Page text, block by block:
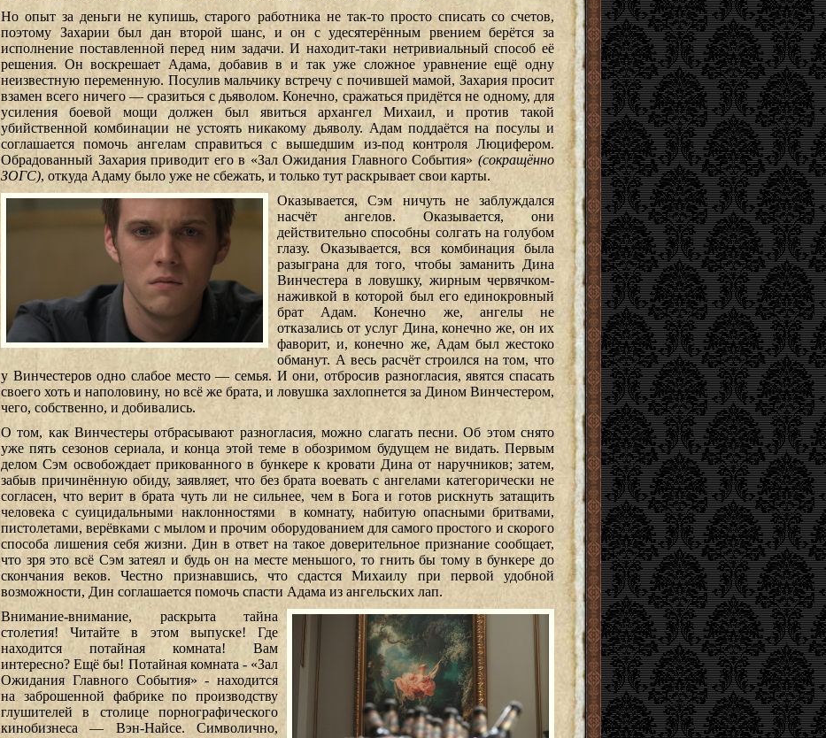
Но опыт за деньги не купишь, старого работника не так-то просто списать со счетов,
поэтому Захарии был дан второй шанс, и он с удесятерённым рвением берётся за
исполнение поставленной перед ним задачи. И находит-таки нетривиальный способ её
решения. Он воскрешает Адама, добавив в и так уже сложное уравнение ещё одну
неизвестную переменную. Посулив мальчику встречу с почившей мамой, Захария просит
взамен всего ничего — сразиться с дьяволом. Конечно, сражаться придётся не одному, для
усиления боевой мощи должен был явиться архангел Михаил, и против такой
убийственной комбинации не устоять никакому дьяволу. Адам поддаётся на посулы и
соглашается помочь ангелам справиться с вышедшим из-под контроля Люцифером.
Обрадованный Захария приводит его в «Зал Ожидания Главного События» (сокращённо
ЗОГС), откуда Адаму было уже не сбежать, и только тут раскрывает свои карты.
Оказывается, Сэм ничуть не заблуждался
насчёт ангелов. Оказывается, они
действительно способны солгать на голубом
глазу. Оказывается, вся комбинация была
разыграна для того, чтобы заманить Дина
Винчестера в ловушку, жирным червячком-
наживкой в которой был его единокровный
брат Адам. Конечно же, ангелы не
отказались от услуг Дина, конечно же, он их
фаворит, и, конечно же, Адам был жестоко
обманут. А весь расчёт строился на том, что
у Винчестеров одно слабое место — семья. И они, отбросив разногласия, явятся спасать
своего хоть и наполовину, но всё же брата, и ловушка захлопнется за Дином Винчестером,
чего, собственно, и добивались.
О том, как Винчестеры отбрасывают разногласия, можно слагать песни. Об этом снято
уже пять сезонов сериала, и конца этой теме в обозримом будущем не видать. Первым
делом Сэм освобождает прикованного в бункере к кровати Дина от наручников; затем,
забыв причинённую обиду, заявляет, что без брата воевать с ангелами категорически не
согласен, что верит в брата чуть ли не сильнее, чем в Бога и готов рискнуть затащить
человека с суицидальными наклонностями в комнату, набитую опасными бритвами,
пистолетами, верёвками с мылом и прочим оборудованием для самого простого и скорого
способа лишения себя жизни. Дин в ответ на такое доверительное признание сообщает,
что зря это всё Сэм затеял и будь он на месте меньшого, то гнить бы тому в бункере до
скончания веков. Честно признавшись, что сдастся Михаилу при первой удобной
возможности, Дин соглашается помочь спасти Адама из ангельских лап.
Внимание-внимание, раскрыта тайна
столетия! Читайте в этом выпуске! Где
находится потайная комната! Вам
интересно? Ещё бы! Потайная комната - «Зал
Ожидания Главного События» - находится
на заброшенной фабрике по производству
глушителей в столице порнографического
кинобизнеса — Вэн-Найсе. Символично,